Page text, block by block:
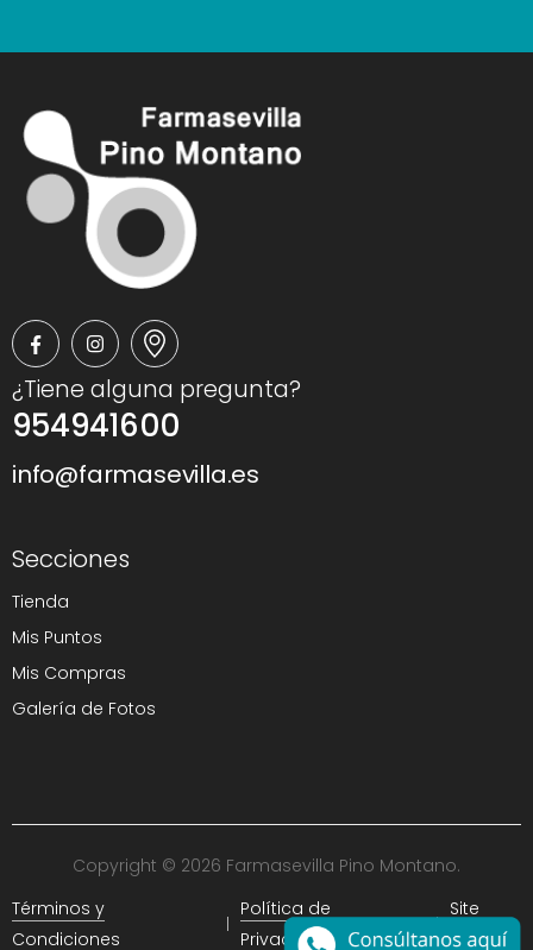
¿Tiene alguna pregunta?
954941600
info@farmasevilla.es
Secciones
Tienda
Mis Puntos
Mis Compras
Galería de Fotos
Copyright © 2026 Farmasevilla Pino Montano.
Términos y
Condiciones
Política de
Privacidad
Site
Map